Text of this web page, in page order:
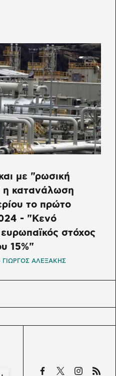
με "ρωσική
η κατανάλωση
το πρώτο
- "Κενό
στόχος
15%"
ΓΙΩΡΓΟΣ ΑΛΕΞΑΚΗΣ